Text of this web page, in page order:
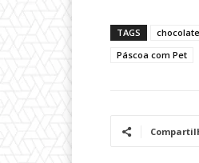
TAGS chocolate
Páscoa com Pet